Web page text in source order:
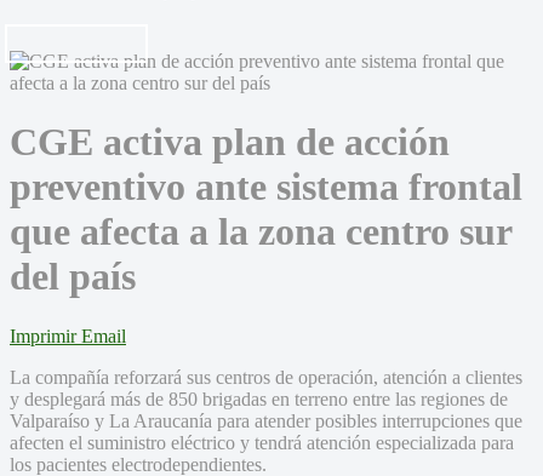
CGE activa plan de acción
preventivo ante sistema frontal
que afecta a la zona centro sur
del país
Imprimir Email
La compañía reforzará sus centros de operación, atención a clientes
y desplegará más de 850 brigadas en terreno entre las regiones de
Valparaíso y La Araucanía para atender posibles interrupciones que
afecten el suministro eléctrico y tendrá atención especializada para
los pacientes electrodependientes.